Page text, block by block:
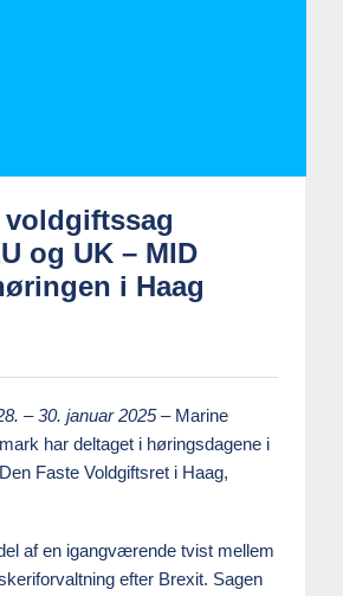
og UK – MID
i Haag
– 30. januar 2025– Marine
har deltaget i høringsdagene i
Faste Voldgiftsret i Haag,
af en igangværende tvist mellem
efter Brexit. Sagen